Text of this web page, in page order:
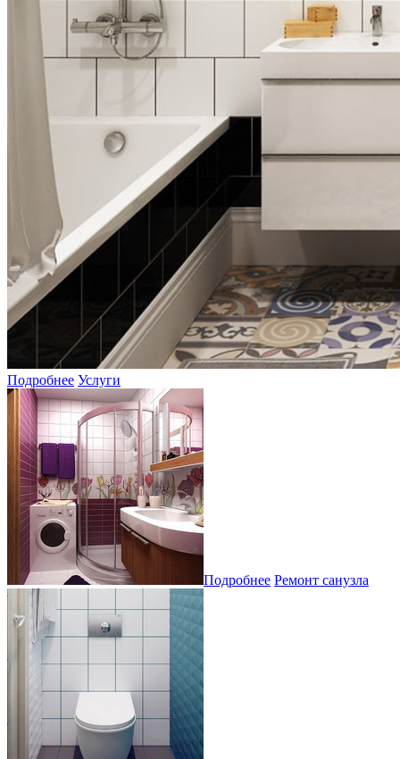
Подробнее Услуги
Подробнее Ремонт санузла